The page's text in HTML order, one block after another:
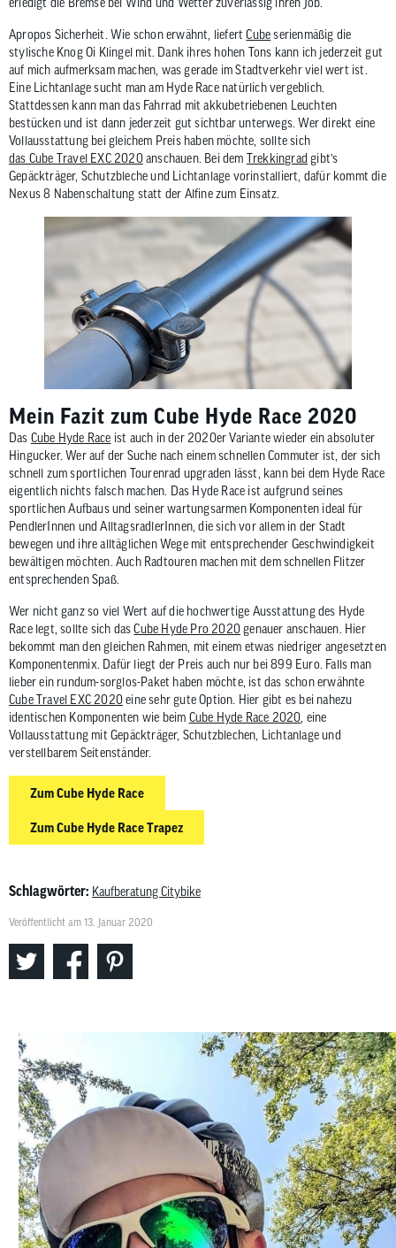
Apropos Sicherheit. Wie schon erwähnt, liefertCubeserienmäßig die
stylische Knog Oi Klingel mit. Dank ihres hohen Tons kann ich jederzeit gut
auf mich aufmerksam machen, was gerade im Stadtverkehr viel wert ist.
Eine Lichtanlage sucht man am Hyde Race natürlich vergeblich.
Stattdessen kann man das Fahrrad mit akkubetriebenen Leuchten
bestücken und ist dann jederzeit gut sichtbar unterwegs. Wer direkt eine
Vollausstattung bei gleichem Preis haben möchte, sollte sich
das Cube Travel EXC 2020anschauen. Bei dem Trekkingrad gibt’s
Gepäckträger, Schutzbleche und Lichtanlage vorinstalliert, dafür kommt die
Nexus 8 Nabenschaltung statt der Alfine zum Einsatz.
Mein Fazit zum Cube Hyde Race 2020
Das Cube Hyde Race ist auch in der 2020er Variante wieder ein absoluter
Hingucker. Wer auf der Suche nach einem schnellen Commuter ist, der sich
schnell zum sportlichen Tourenrad upgraden lässt, kann bei dem Hyde Race
eigentlich nichts falsch machen. Das Hyde Race ist aufgrund seines
sportlichen Aufbaus und seiner wartungsarmen Komponenten ideal für
PendlerInnen und AlltagsradlerInnen, die sich vor allem in der Stadt
bewegen und ihre alltäglichen Wege mit entsprechender Geschwindigkeit
bewältigen möchten. Auch Radtouren machen mit dem schnellen Flitzer
entsprechenden Spaß.
Wer nicht ganz so viel Wert auf die hochwertige Ausstattung des Hyde
Race legt, sollte sich dasCube Hyde Pro 2020genauer anschauen. Hier
bekommt man den gleichen Rahmen, mit einem etwas niedriger angesetzten
Komponentenmix. Dafür liegt der Preis auch nur bei 899 Euro. Falls man
lieber ein rundum-sorglos-Paket haben möchte, ist das schon erwähnte
Cube Travel EXC 2020eine sehr gute Option. Hier gibt es bei nahezu
identischen Komponenten wie beim Cube Hyde Race 2020 , eine
Vollausstattung mit Gepäckträger, Schutzblechen, Lichtanlage und
verstellbarem Seitenständer.
Zum Cube Hyde Race
Zum Cube Hyde Race Trapez
Schlagwörter: Kaufberatung Citybike
Veröffentlicht am 13. Januar 2020